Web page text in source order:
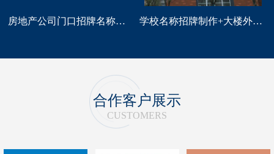
房地产公司门口招牌名称广告字制作 学校名称招牌制作+大楼外墙字制作
合作客户展示
CUSTOMERS